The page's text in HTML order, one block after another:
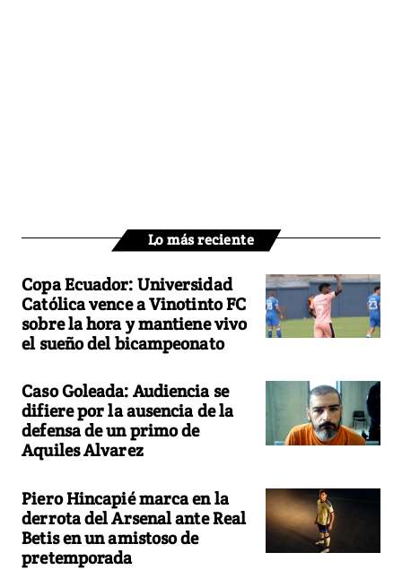
Lo más reciente
Copa Ecuador: Universidad
Católica vence a Vinotinto FC
sobre la hora y mantiene vivo
el sueño del bicampeonato
Caso Goleada: Audiencia se
difiere por la ausencia de la
defensa de un primo de
Aquiles Alvarez
Piero Hincapié marca en la
derrota del Arsenal ante Real
Betis en un amistoso de
pretemporada